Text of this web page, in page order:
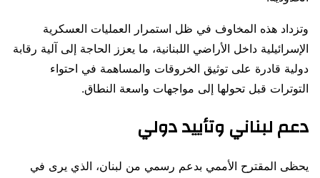
وتزداد هذه المخاوف في ظل استمرار العمليات العسكرية
الإسرائيلية داخل الأراضي اللبنانية، ما يعزز الحاجة إلى آلية رقابة
دولية قادرة على توثيق الخروقات والمساهمة في احتواء
التوترات قبل تحولها إلى مواجهات واسعة النطاق.
دعم لبناني وتأييد دولي
يحظى المقترح الأممي بدعم رسمي من لبنان، الذي يرى في